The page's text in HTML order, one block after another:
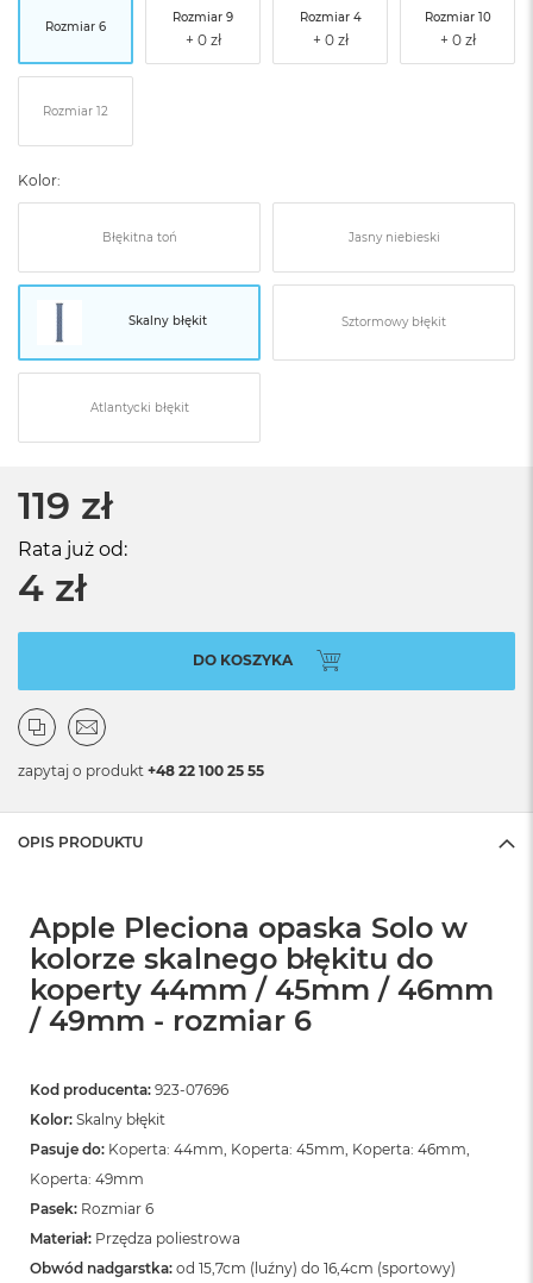
Rozmiar 6
Rozmiar 9 Rozmiar 4 Rozmiar 10
Rozmiar 12
Kolor:
Błękitna toń Jasny niebieski
Skalny błękit Sztormowy błękit
Atlantycki błękit
119 zł
Rata już od:
4 zł
DO KOSZYKA
zapytaj o produkt +48 22 100 25 55
OPIS PRODUKTU
Apple Pleciona opaska Solo w
kolorze skalnego błękitu do
koperty 44mm / 45mm / 46mm
/ 49mm - rozmiar 6
Kod producenta: 923-07696
Kolor: Skalny błękit
Pasuje do: Koperta: 44mm, Koperta: 45mm, Koperta: 46mm,
Koperta: 49mm
Pasek: Rozmiar 6
Materiał: Przędza poliestrowa
Obwód nadgarstka: od 15,7cm (luźny) do 16,4cm (sportowy)